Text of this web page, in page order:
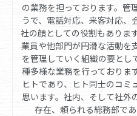
の業務を担っております。管
うで、電話対応、来客対応、
社の顔としての役割もありま
業員や他部門が円滑な活動を
を管理していく組織の要とし
種多様な業務を行っておりま
ヒトであり、ヒト同士のコミ
思います。社内、そして社外
存在、頼られる総務部で